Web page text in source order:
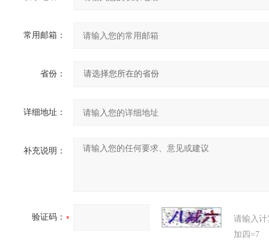
常用邮箱：
省份：
详细地址：
补充说明：
验证码：
请输入
加四=7